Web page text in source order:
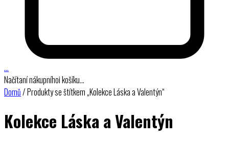
…
Načítaní nákupníhoi košíku…
Domů/ Produkty se štítkem „Kolekce Láska a Valentýn“
Kolekce Láska a Valentýn